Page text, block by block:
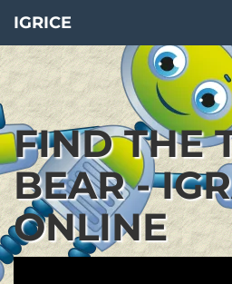
IGRICE
FIND THE
BEAR -
ONLINE